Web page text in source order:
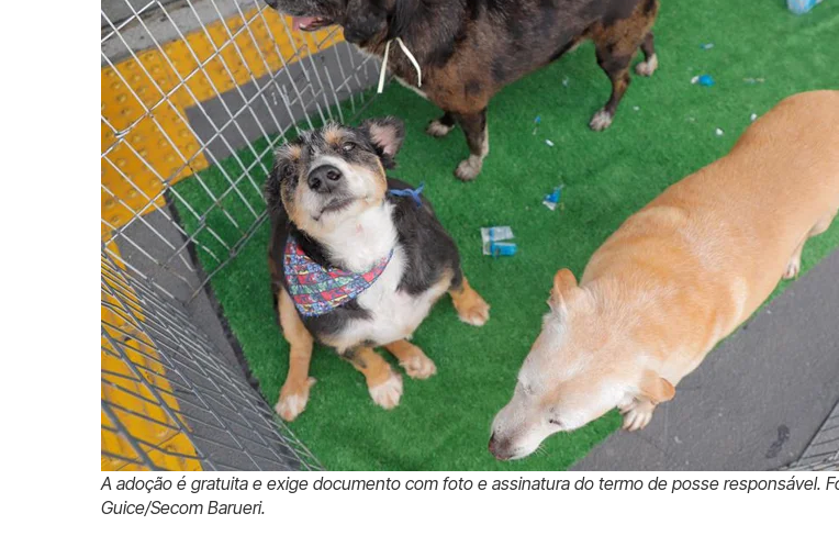
A adoção é gratuita e exige documento com foto e assinatura do termo de posse responsável.
Guice/Secom Barueri.